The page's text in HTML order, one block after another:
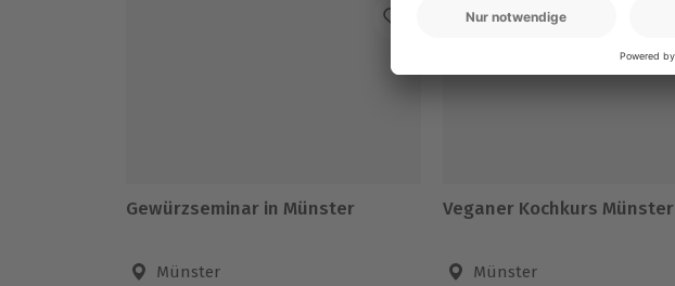
Gewürzseminar in Münster
Münster
Veganer Kochkurs Münster
Münster